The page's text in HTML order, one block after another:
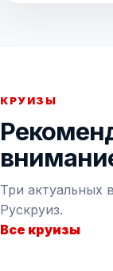
КРУИЗЫ
Три актуальных
Рускруиз.
Все круизы